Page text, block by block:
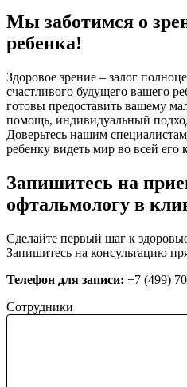
Мы заботимся о
ребенка!
Здоровое зрение – залог
счастливого будущего вашего
готовы предоставить вашему
помощь, индивидуальный
Доверьтесь нашим
ребенку видеть мир во всей его
Запишитесь на
офтальмологу в
Сделайте первый шаг к
Запишитесь на консультацию
Телефон для записи: +7 (499)
Сотрудники